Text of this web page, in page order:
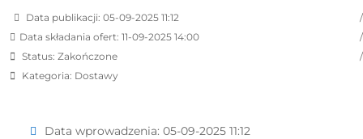
Data publikacji: 05-09-2025 11:12
Data składania ofert: 11-09-2025 14:00
Status: Zakończone
Kategoria: Dostawy
Data wprowadzenia: 05-09-2025 11:12